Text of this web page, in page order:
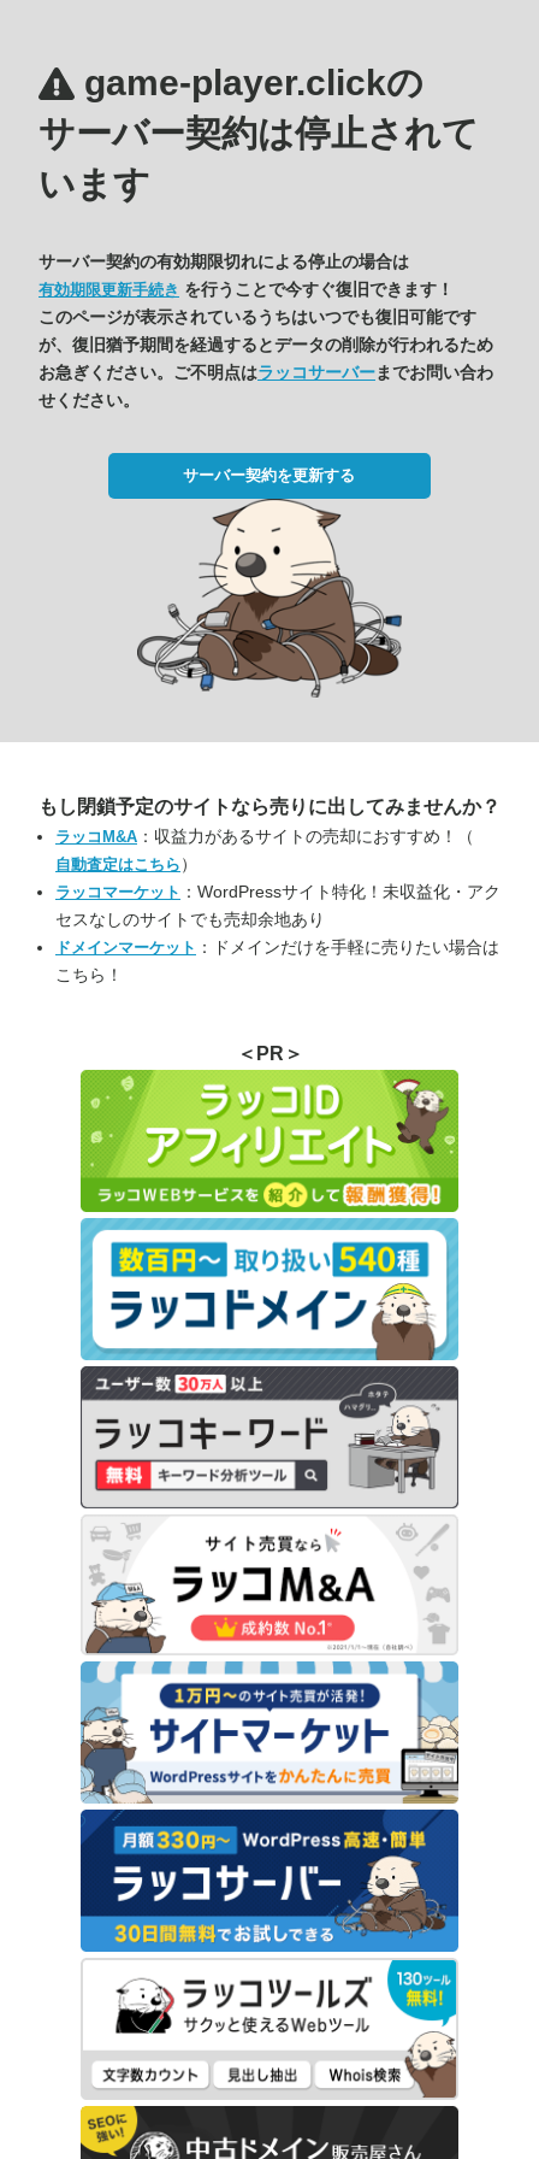
game-player.clickの
サーバー契約は停止されて
います
サーバー契約の有効期限切れによる停止の場合は
有効期限更新手続き を行うことで今すぐ復旧できます！
このページが表示されているうちはいつでも復旧可能です
が、復旧猶予期間を経過するとデータの削除が行われるため
お急ぎください。ご不明点はラッコサーバーまでお問い合わ
せください。
サーバー契約を更新する
もし閉鎖予定のサイトなら売りに出してみませんか？
ラッコM&A ：収益力があるサイトの売却におすすめ！（
自動査定はこちら ）
ラッコマーケット ：WordPressサイト特化！未収益化・アク
セスなしのサイトでも売却余地あり
ドメインマーケット ：ドメインだけを手軽に売りたい場合は
こちら！
＜PR＞